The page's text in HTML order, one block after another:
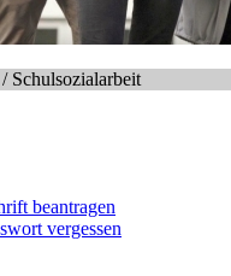
Schulsozialarbeit
beantragen
vergessen